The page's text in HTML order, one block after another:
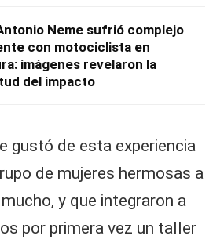
Neme sufrió complejo
con motociclista en
imágenes revelaron la
del impacto
gustó de esta experiencia
de mujeres hermosas a
y que integraron a
por primera vez un taller